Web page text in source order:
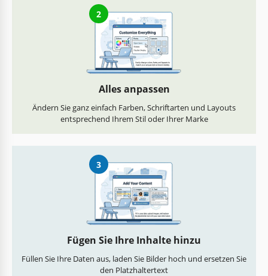
2
Alles anpassen
Ändern Sie ganz einfach Farben, Schriftarten und Layouts
entsprechend Ihrem Stil oder Ihrer Marke
3
Fügen Sie Ihre Inhalte hinzu
Füllen Sie Ihre Daten aus, laden Sie Bilder hoch und ersetzen Sie
den Platzhaltertext